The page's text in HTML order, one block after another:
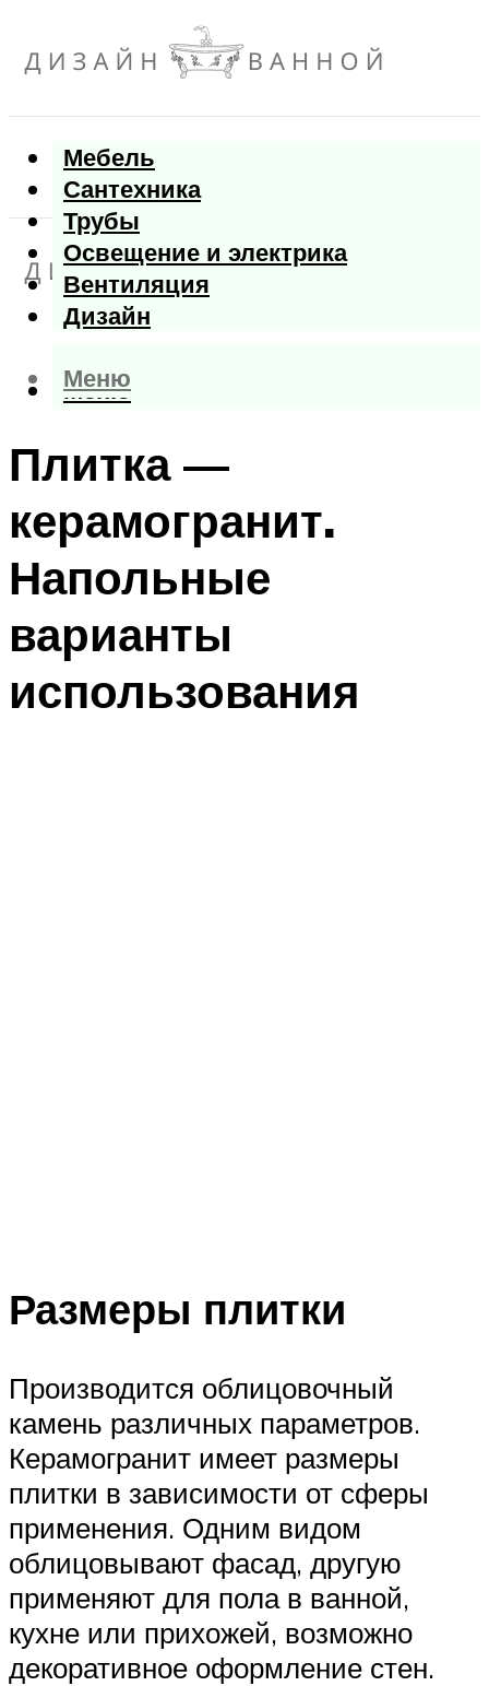
Мебель
Сантехника
Трубы
Освещение и электрика
Вентиляция
Дизайн
Меню
Меню
Плитка —
керамогранит.
Напольные
варианты
использования
Размеры плитки
Производится облицовочный
камень различных параметров.
Керамогранит имеет размеры
плитки в зависимости от сферы
применения. Одним видом
облицовывают фасад, другую
применяют для пола в ванной,
кухне или прихожей, возможно
декоративное оформление стен.